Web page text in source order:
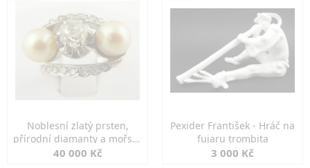
Noblesní zlatý prsten,
přírodní diamanty a mořské
perly
40 000 Kč
Pexider František - Hráč na
fujaru trombita
3 000 Kč